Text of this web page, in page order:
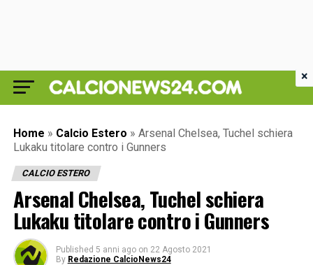
Home » Calcio Estero » Arsenal Chelsea, Tuchel schiera
Lukaku titolare contro i Gunners
CALCIO ESTERO
Arsenal Chelsea, Tuchel schiera
Lukaku titolare contro i Gunners
Published 5 anni ago on 22 Agosto 2021
By Redazione CalcioNews24
×